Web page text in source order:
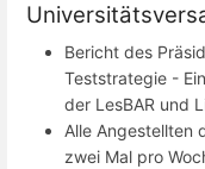
Bericht des
Teststrategie -
der LesBAR und
Alle Angestellten
zwei Mal pro